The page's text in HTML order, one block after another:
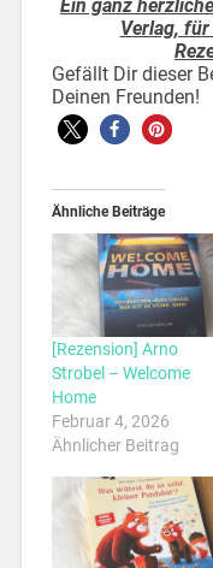
Ein ganz
Verlag,
Gefällt Dir dieser
Deinen Freunden!
Ähnliche Beiträge
[Rezension] Arno
Strobel – Welcome
Home
Februar 4, 2026
Ähnlicher Beitrag